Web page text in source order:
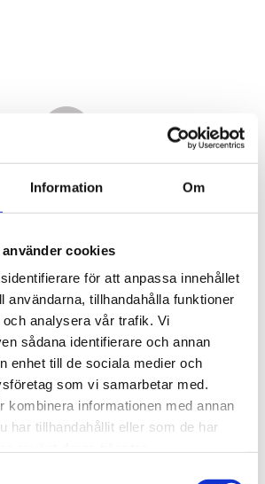
Information Om
cookies
för att anpassa innehållet
användarna, tillhandahålla funktioner
analysera vår trafik. Vi
sådana identifierare och annan
enhet till de sociala medier och
som vi samarbetar med.
kombinera informationen med annan
har tillhandahållit eller som de har